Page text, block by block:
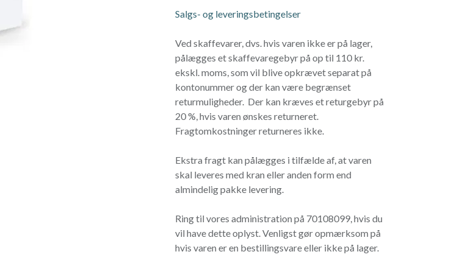
Salgs- og leveringsbetingelser
Ved skaffevarer, dvs. hvis varen ikke er på lager,
pålægges et skaffevaregebyr på op til 110 kr.
ekskl. moms, som vil blive opkrævet separat på
kontonummer og der kan være begrænset
returmuligheder. Der kan kræves et returgebyr på
20 %, hvis varen ønskes returneret.
Fragtomkostninger returneres ikke.
Ekstra fragt kan pålægges i tilfælde af, at varen
skal leveres med kran eller anden form end
almindelig pakke levering.
Ring til vores administration på 70108099, hvis du
vil have dette oplyst. Venligst gør opmærksom på
hvis varen er en bestillingsvare eller ikke på lager.